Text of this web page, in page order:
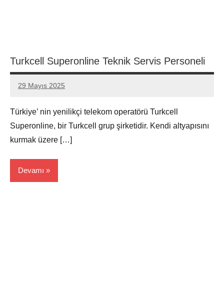
Turkcell Superonline Teknik Servis Personeli
29 Mayıs 2025
admin
Yorum
Türkiye’ nin yenilikçi telekom operatörü Turkcell
Superonline, bir Turkcell grup şirketidir. Kendi altyapısını
kurmak üzere […]
Devamı